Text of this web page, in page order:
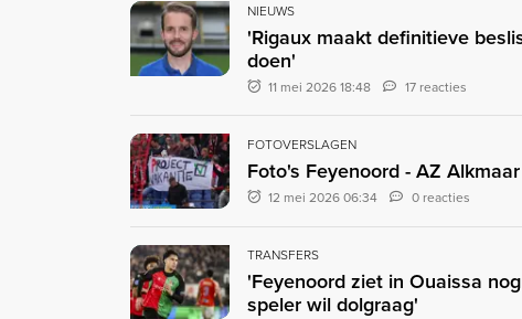
NIEUWS
'Rigaux maakt definitieve
doen'
11 mei 2026 18:48 17 reacties
FOTOVERSLAGEN
Foto's Feyenoord - AZ Alkmaar
12 mei 2026 06:34 0 reacties
TRANSFERS
'Feyenoord ziet in Ouaissa
speler wil dolgraag'